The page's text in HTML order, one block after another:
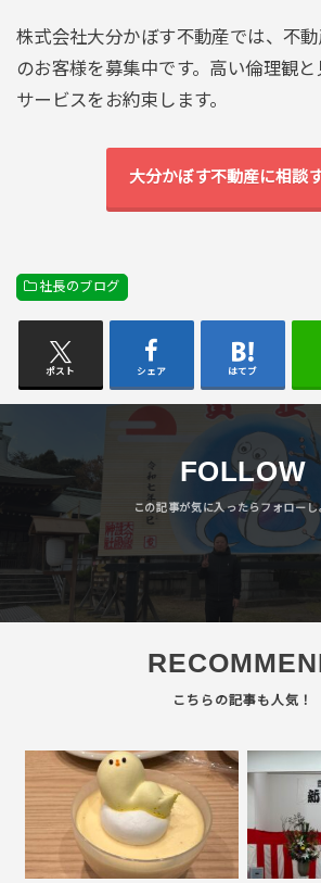
株式会社大分かぼす不動産では、不
のお客様を募集中です。高い倫理観
サービスをお約束します。
大分かぼす不動産に相談
社長のブログ
ポスト シェア はてブ
FOLLOW